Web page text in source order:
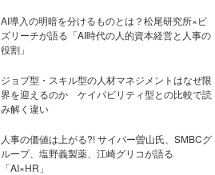
AI導入の明暗を分けるものとは？松尾研究所×ビ
ズリーチが語る「AI時代の人的資本経営と人事の
役割」
ジョブ型・スキル型の人材マネジメントはなぜ限
界を迎えるのか ケイパビリティ型との比較で読
み解く違い
人事の価値は上がる?! サイバー曽山氏、SMBCグ
ループ、塩野義製薬、江崎グリコが語る
「AI×HR」